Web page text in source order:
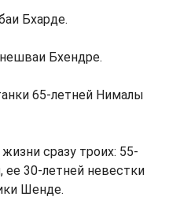
Бхарде.
Бхендре.
65-летней Нималы
сразу троих: 55-
ее 30-летней невестки
Шенде.